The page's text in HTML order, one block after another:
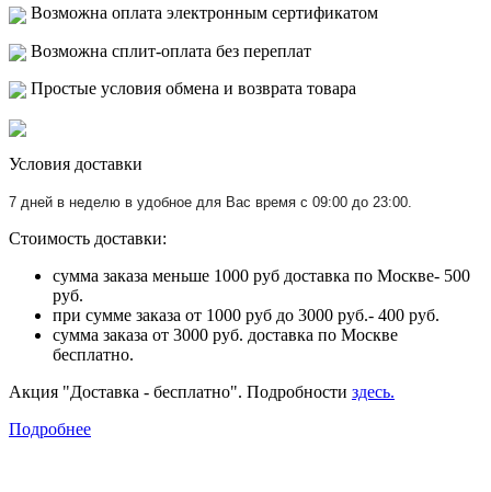
Возможна оплата электронным сертификатом
Возможна сплит-оплата без переплат
Простые условия обмена и возврата товара
Условия доставки
7 дней в неделю в удобное для Вас время с 09:00 до 23:00.
Стоимость доставки:
сумма заказа меньше 1000 руб доставка по Москве- 500
руб.
при сумме заказа от 1000 руб до 3000 руб.- 400 руб.
сумма заказа от 3000 руб. доставка по Москве
бесплатно.
Акция "Доставка - бесплатно". Подробности здесь.
Подробнее